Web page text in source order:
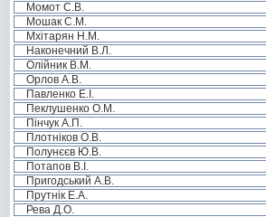
Момот С.В.
Мошак С.М.
Мхітарян Н.М.
Наконечний В.Л.
Олійник В.М.
Орлов А.В.
Павленко Е.І.
Пеклушенко О.М.
Пінчук А.П.
Плотніков О.В.
Полунєєв Ю.В.
Потапов В.І.
Пригодський А.В.
Прутнік Е.А.
Рева Д.О.